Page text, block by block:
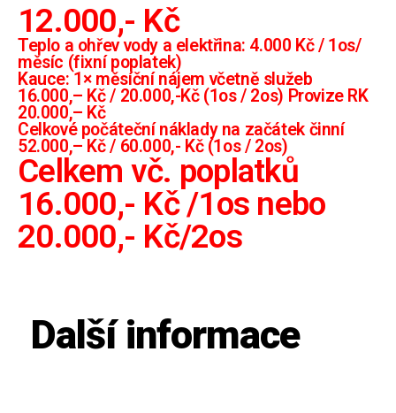
12.000,- Kč
Teplo a ohřev vody a elektřina: 4.000 Kč / 1os/
měsíc (fixní poplatek)
Kauce: 1× měsíční nájem včetně služeb
16.000,– Kč / 20.000,-Kč (1os / 2os) Provize RK
20.000,– Kč
Celkové počáteční náklady na začátek činní
52.000,– Kč / 60.000,- Kč (1os / 2os)
Celkem vč. poplatků
16.000,- Kč /1os nebo
20.000,- Kč/2os
Další informace